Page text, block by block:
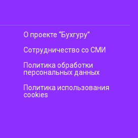
О проекте “Бухгуру”
Сотрудничество со СМИ
Политика обработки
персональных данных
Политика использования
cookies